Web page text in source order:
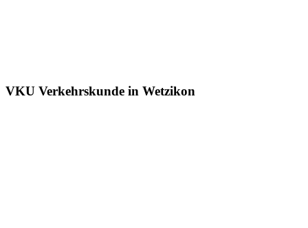
VKU Verkehrskunde in Wetzikon